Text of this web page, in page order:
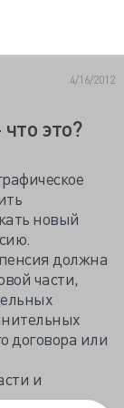
4/16/2012
это?
новый
должна
части,
договора или
и